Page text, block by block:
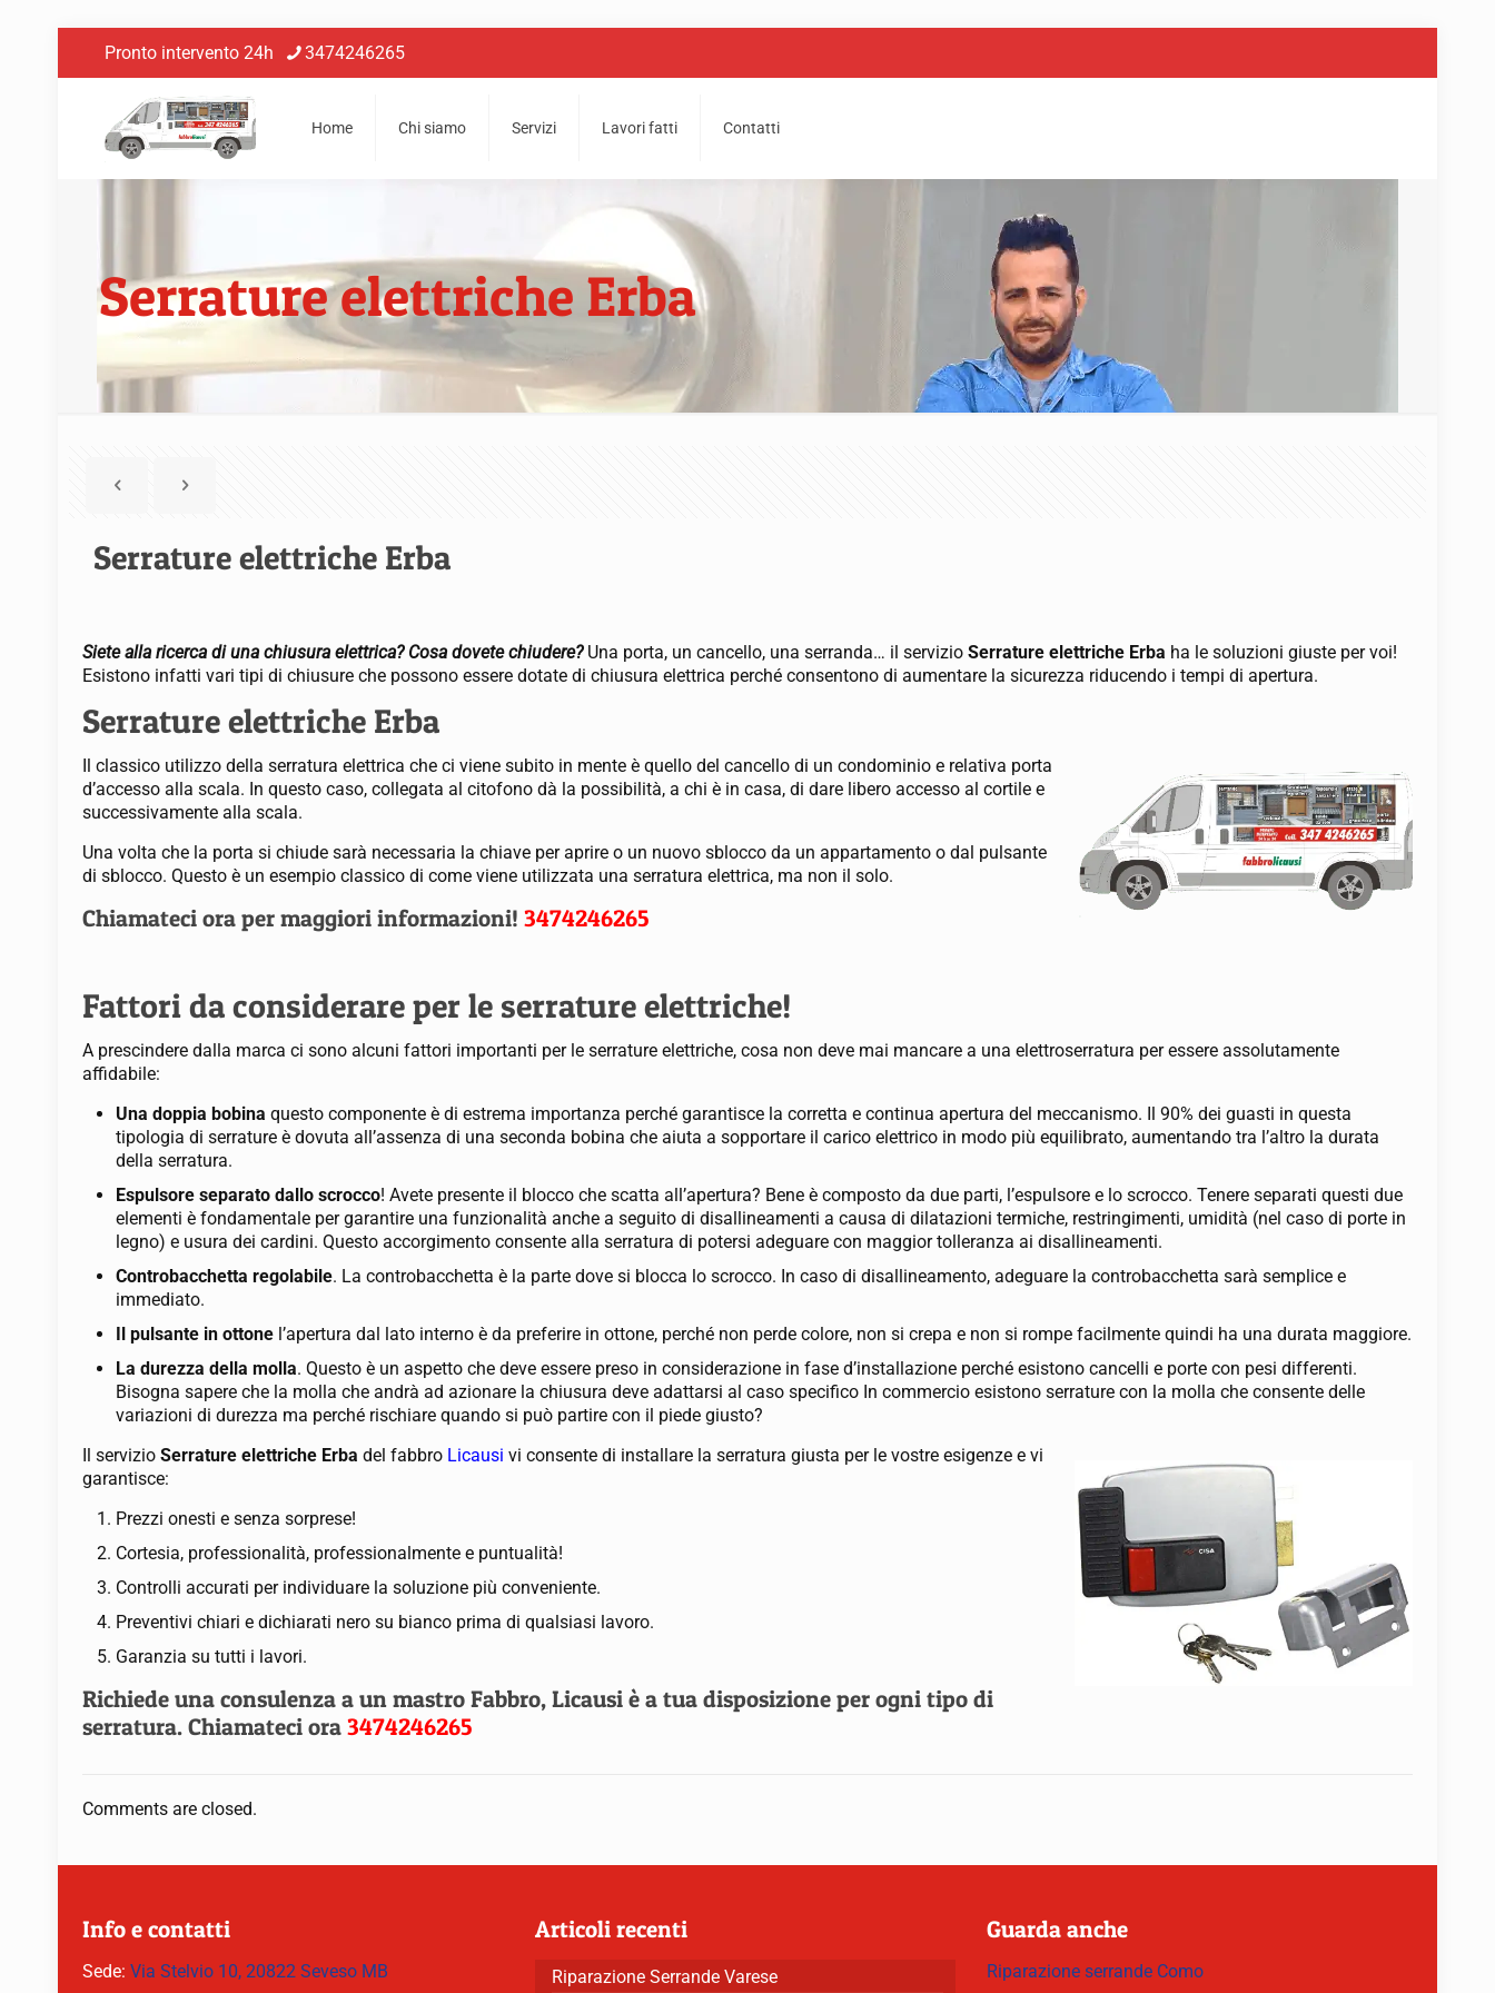
Pronto intervento 24h 3474246265
Home Chi siamo Servizi Lavori fatti Contatti
Serrature elettriche Erba
Serrature elettriche Erba
Siete alla ricerca di una chiusura elettrica? Cosa dovete chiudere?Una porta, un cancello, una serranda… il servizioSerrature elettriche Erba ha le soluzioni giuste per voi!
Esistono infatti vari tipi di chiusure che possono essere dotate di chiusura elettrica perché consentono di aumentare la sicurezza riducendo i tempi di apertura.
Serrature elettriche Erba
Il classico utilizzo della serratura elettrica che ci viene subito in mente è quello del cancello di un condominio e relativa porta
d’accesso alla scala. In questo caso, collegata al citofono dà la possibilità, a chi è in casa, di dare libero accesso al cortile e
successivamente alla scala.
Una volta che la porta si chiude sarà necessaria la chiave per aprire o un nuovo sblocco da un appartamento o dal pulsante
di sblocco. Questo è un esempio classico di come viene utilizzata una serratura elettrica, ma non il solo.
Chiamateci ora per maggiori informazioni!3474246265
Fattori da considerare per le serrature elettriche!
A prescindere dalla marca ci sono alcuni fattori importanti per le serrature elettriche, cosa non deve mai mancare a una elettroserratura per essere assolutamente
affidabile:
Una doppia bobina questo componente è di estrema importanza perché garantisce la corretta e continua apertura del meccanismo. Il 90% dei guasti in questa
tipologia di serrature è dovuta all’assenza di una seconda bobina che aiuta a sopportare il carico elettrico in modo più equilibrato, aumentando tra l’altro la durata
della serratura.
Espulsore separato dallo scrocco! Avete presente il blocco che scatta all’apertura? Bene è composto da due parti, l’espulsore e lo scrocco. Tenere separati questi due
elementi è fondamentale per garantire una funzionalità anche a seguito di disallineamenti a causa di dilatazioni termiche, restringimenti, umidità (nel caso di porte in
legno) e usura dei cardini. Questo accorgimento consente alla serratura di potersi adeguare con maggior tolleranza ai disallineamenti.
Controbacchetta regolabile. La controbacchetta è la parte dove si blocca lo scrocco. In caso di disallineamento, adeguare la controbacchetta sarà semplice e
immediato.
Il pulsante in ottone l’apertura dal lato interno è da preferire in ottone, perché non perde colore, non si crepa e non si rompe facilmente quindi ha una durata maggiore.
La durezza della molla. Questo è un aspetto che deve essere preso in considerazione in fase d’installazione perché esistono cancelli e porte con pesi differenti.
Bisogna sapere che la molla che andrà ad azionare la chiusura deve adattarsi al caso specifico In commercio esistono serrature con la molla che consente delle
variazioni di durezza ma perché rischiare quando si può partire con il piede giusto?
Il servizioSerrature elettriche Erbadel fabbro Licausi vi consente di installare la serratura giusta per le vostre esigenze e vi
garantisce:
Prezzi onesti e senza sorprese!
Cortesia, professionalità, professionalmente e puntualità!
Controlli accurati per individuare la soluzione più conveniente.
Preventivi chiari e dichiarati nero su bianco prima di qualsiasi lavoro.
Garanzia su tutti i lavori.
Richiede una consulenza a un mastro Fabbro, Licausi è a tua disposizione per ogni tipo di
serratura. Chiamateci ora3474246265
Comments are closed.
Info e contatti
Sede: Via Stelvio 10, 20822 Seveso MB
Articoli recenti
Riparazione Serrande Varese
Guarda anche
Riparazione serrande Como